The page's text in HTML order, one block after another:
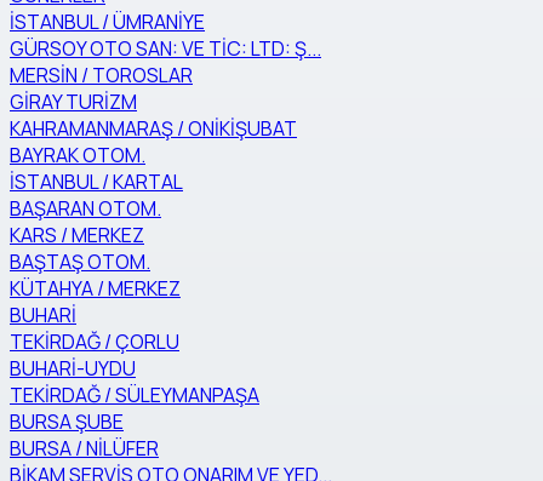
İSTANBUL / ÜMRANİYE
GÜRSOY OTO SAN: VE TİC: LTD: Ş...
MERSİN / TOROSLAR
GİRAY TURİZM
KAHRAMANMARAŞ / ONİKİŞUBAT
BAYRAK OTOM.
İSTANBUL / KARTAL
BAŞARAN OTOM.
KARS / MERKEZ
BAŞTAŞ OTOM.
KÜTAHYA / MERKEZ
BUHARİ
TEKİRDAĞ / ÇORLU
BUHARİ-UYDU
TEKİRDAĞ / SÜLEYMANPAŞA
BURSA ŞUBE
BURSA / NİLÜFER
BİKAM SERVİS OTO ONARIM VE YED...